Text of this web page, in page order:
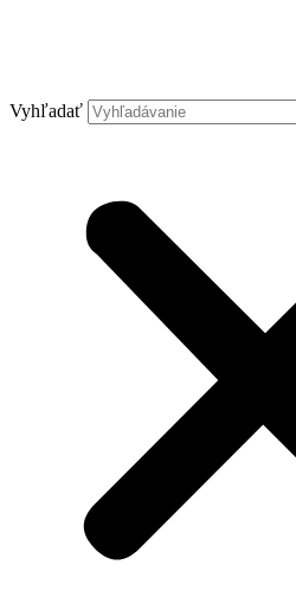
Vyhľadať